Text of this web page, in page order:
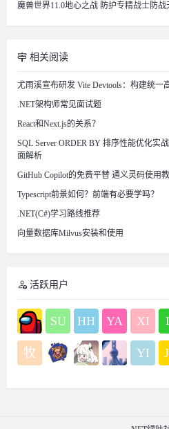
魔兽世界11.0地心之战 防护专精战士防战
相关阅读
尤雨溪宣布研发 Vite Devtools：构建统一
.NET架构师常见面试题
React和Next.js的关系？
SQL Server ORDER BY 排序性能优化实
面解析
GitHub Copilot的免费平替 通义灵码使用
Typescript前景如何？前端有必要学吗？
.NET(C#)学习路线推荐
向量数据库Milvus安装和使用
活跃用户
SU HH YA XI
牧 YI